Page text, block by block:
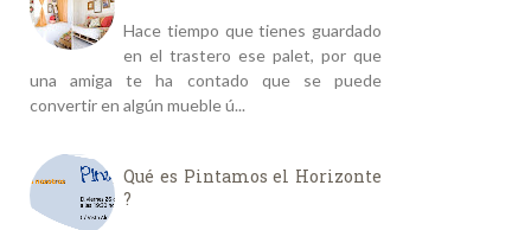
Hace tiempo que tienes guardado
en el trastero ese palet, por que
una amiga te ha contado que se puede
convertir en algún mueble ú...
Qué es Pintamos el Horizonte
?